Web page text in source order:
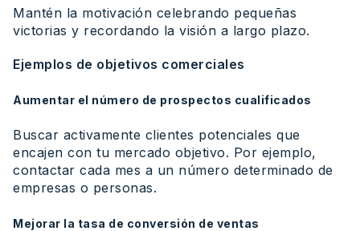
Mantén la motivación celebrando pequeñas
victorias y recordando la visión a largo plazo.
Ejemplos de objetivos comerciales
Aumentar el número de prospectos cualificados
Buscar activamente clientes potenciales que
encajen con tu mercado objetivo. Por ejemplo,
contactar cada mes a un número determinado de
empresas o personas.
Mejorar la tasa de conversión de ventas